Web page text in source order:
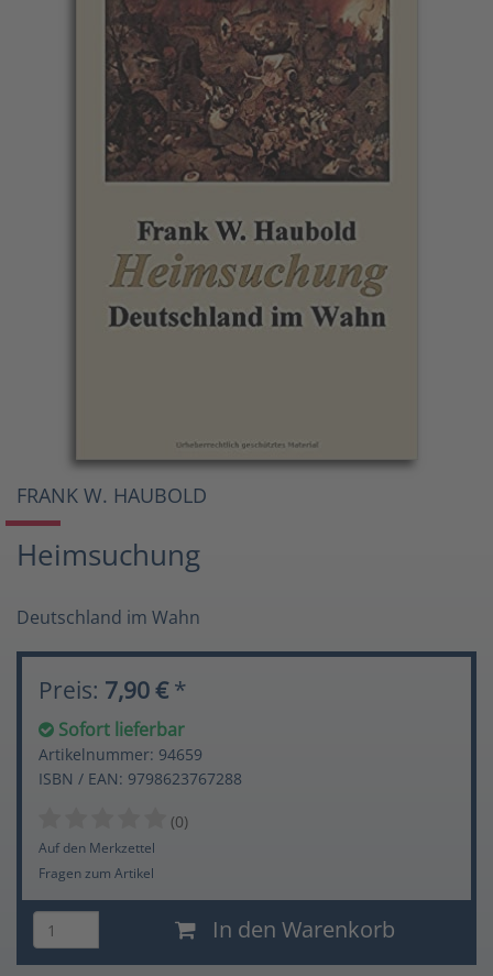
FRANK W. HAUBOLD
Heimsuchung
Deutschland im Wahn
Preis: 7,90 € *
Sofort lieferbar
Artikelnummer: 94659
ISBN / EAN: 9798623767288
(0)
Auf den Merkzettel
Fragen zum Artikel
In den Warenkorb